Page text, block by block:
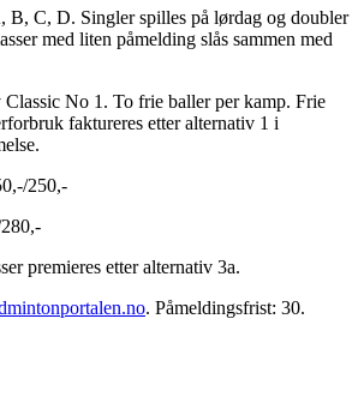
B, C, D. Singler spilles på lørdag og doubler
med liten påmelding slås sammen med
No 1. To frie baller per kamp. Frie
faktureres etter alternativ 1 i
250,-
premieres etter alternativ 3a.
. Påmeldingsfrist: 30.